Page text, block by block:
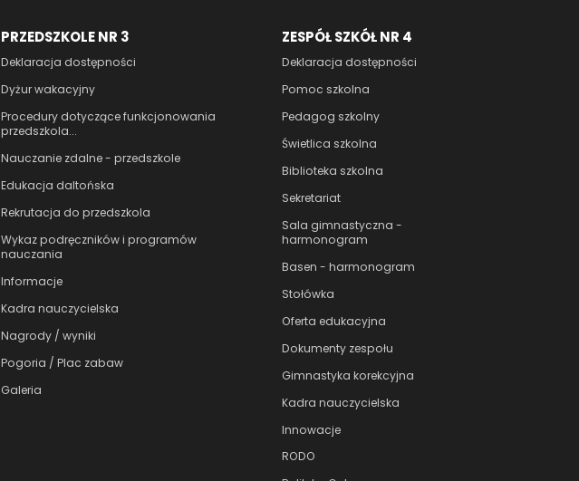
PRZEDSZKOLE NR 3
Deklaracja dostępności
Dyżur wakacyjny
Procedury dotyczące funkcjonowania
przedszkola...
Nauczanie zdalne - przedszkole
Edukacja daltońska
Rekrutacja do przedszkola
Wykaz podręczników i programów
nauczania
Informacje
Kadra nauczycielska
Nagrody / wyniki
Pogoria / Plac zabaw
Galeria
ZESPÓŁ SZKÓŁ NR 4
Deklaracja dostępności
Pomoc szkolna
Pedagog szkolny
Świetlica szkolna
Biblioteka szkolna
Sekretariat
Sala gimnastyczna -
harmonogram
Basen - harmonogram
Stołówka
Oferta edukacyjna
Dokumenty zespołu
Gimnastyka korekcyjna
Kadra nauczycielska
Innowacje
RODO